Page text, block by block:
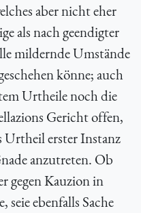
aber nicht eher
als nach geendigter
mildernde Umstände
könne; auch
Urtheile noch die
Gericht offen,
Urtheil erster Instanz
anzutreten. Ob
gegen Kauzion in
seie ebenfalls Sache